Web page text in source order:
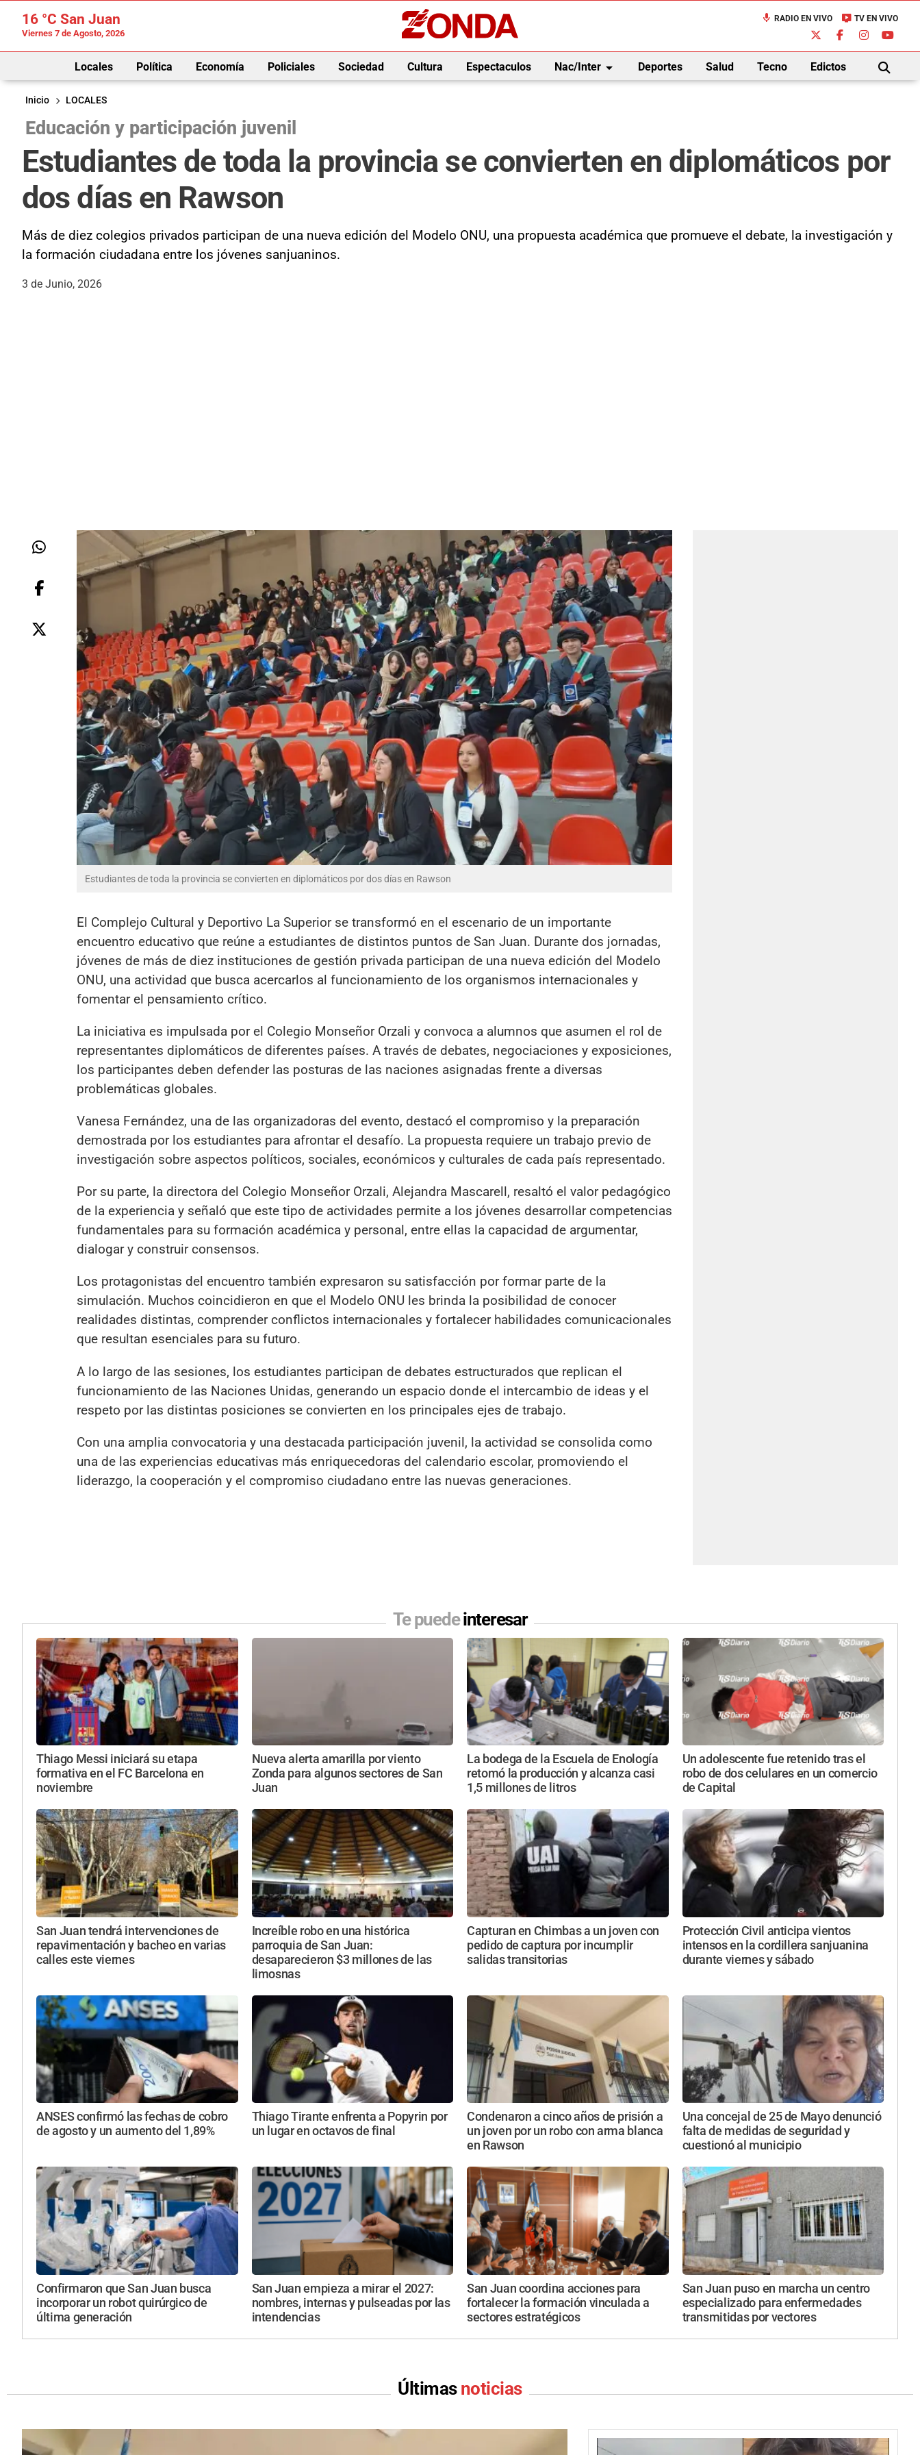
16 °C San Juan
Viernes 7 de Agosto, 2026
mic RADIO EN VIVO live_tv TV EN VIVO
Locales Política Economía Policiales Sociedad Cultura Espectaculos Nac/Interarrow_drop_down Deportes Salud Tecno Edictos
BUSCAR
Inicio
LOCALES
Educación y participación juvenil
Estudiantes de toda la provincia se convierten en diplomáticos por
dos días en Rawson
Más de diez colegios privados participan de una nueva edición del Modelo ONU, una propuesta académica que promueve el debate, la investigación y
la formación ciudadana entre los jóvenes sanjuaninos.
3 de Junio, 2026
Estudiantes de toda la provincia se convierten en diplomáticos por dos días en Rawson
El Complejo Cultural y Deportivo La Superior se transformó en el escenario de un importante
encuentro educativo que reúne a estudiantes de distintos puntos de San Juan. Durante dos jornadas,
jóvenes de más de diez instituciones de gestión privada participan de una nueva edición del Modelo
ONU, una actividad que busca acercarlos al funcionamiento de los organismos internacionales y
fomentar el pensamiento crítico.
La iniciativa es impulsada por el Colegio Monseñor Orzali y convoca a alumnos que asumen el rol de
representantes diplomáticos de diferentes países. A través de debates, negociaciones y exposiciones,
los participantes deben defender las posturas de las naciones asignadas frente a diversas
problemáticas globales.
Vanesa Fernández, una de las organizadoras del evento, destacó el compromiso y la preparación
demostrada por los estudiantes para afrontar el desafío. La propuesta requiere un trabajo previo de
investigación sobre aspectos políticos, sociales, económicos y culturales de cada país representado.
Por su parte, la directora del Colegio Monseñor Orzali, Alejandra Mascarell, resaltó el valor pedagógico
de la experiencia y señaló que este tipo de actividades permite a los jóvenes desarrollar competencias
fundamentales para su formación académica y personal, entre ellas la capacidad de argumentar,
dialogar y construir consensos.
Los protagonistas del encuentro también expresaron su satisfacción por formar parte de la
simulación. Muchos coincidieron en que el Modelo ONU les brinda la posibilidad de conocer
realidades distintas, comprender conflictos internacionales y fortalecer habilidades comunicacionales
que resultan esenciales para su futuro.
A lo largo de las sesiones, los estudiantes participan de debates estructurados que replican el
funcionamiento de las Naciones Unidas, generando un espacio donde el intercambio de ideas y el
respeto por las distintas posiciones se convierten en los principales ejes de trabajo.
Con una amplia convocatoria y una destacada participación juvenil, la actividad se consolida como
una de las experiencias educativas más enriquecedoras del calendario escolar, promoviendo el
liderazgo, la cooperación y el compromiso ciudadano entre las nuevas generaciones.
Te puedeinteresar
Thiago Messi iniciará su etapa
formativa en el FC Barcelona en
noviembre
Nueva alerta amarilla por viento
Zonda para algunos sectores de San
Juan
La bodega de la Escuela de Enología
retomó la producción y alcanza casi
1,5 millones de litros
Un adolescente fue retenido tras el
robo de dos celulares en un comercio
de Capital
San Juan tendrá intervenciones de
repavimentación y bacheo en varias
calles este viernes
Increíble robo en una histórica
parroquia de San Juan:
desaparecieron $3 millones de las
limosnas
Capturan en Chimbas a un joven con
pedido de captura por incumplir
salidas transitorias
Protección Civil anticipa vientos
intensos en la cordillera sanjuanina
durante viernes y sábado
ANSES confirmó las fechas de cobro
de agosto y un aumento del 1,89%
Thiago Tirante enfrenta a Popyrin por
un lugar en octavos de final
Condenaron a cinco años de prisión a
un joven por un robo con arma blanca
en Rawson
Una concejal de 25 de Mayo denunció
falta de medidas de seguridad y
cuestionó al municipio
Confirmaron que San Juan busca
incorporar un robot quirúrgico de
última generación
San Juan empieza a mirar el 2027:
nombres, internas y pulseadas por las
intendencias
San Juan coordina acciones para
fortalecer la formación vinculada a
sectores estratégicos
San Juan puso en marcha un centro
especializado para enfermedades
transmitidas por vectores
Últimas noticias